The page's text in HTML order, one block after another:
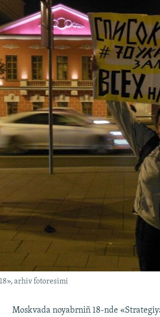
arhiv fotoresimi
Moskvada noyabrniñ 18-nde